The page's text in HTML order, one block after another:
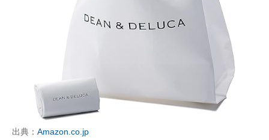
出典： Amazon.co.jp